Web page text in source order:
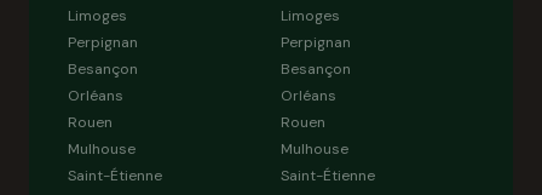
Limoges
Perpignan
Besançon
Orléans
Rouen
Mulhouse
Saint-Étienne
Limoges
Perpignan
Besançon
Orléans
Rouen
Mulhouse
Saint-Étienne